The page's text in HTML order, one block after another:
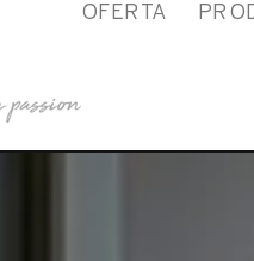
OFERTA